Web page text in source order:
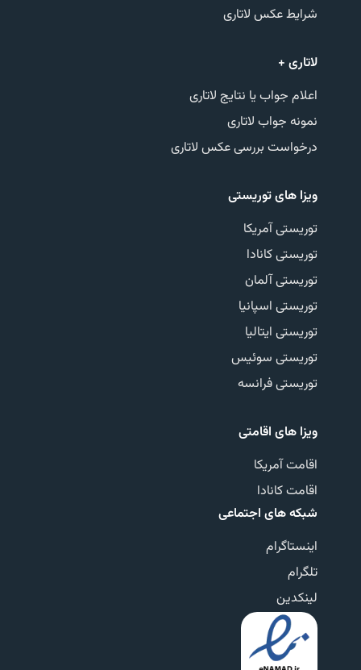
شرایط عکس لاتاری
لاتاری +
اعلام جواب یا نتایج لاتاری
نمونه جواب لاتاری
درخواست بررسی عکس لاتاری
ویزا های توریستی
توریستی آمریکا
توریستی کانادا
توریستی آلمان
توریستی اسپانیا
توریستی ایتالیا
توریستی سوئیس
توریستی فرانسه
ویزا های اقامتی
اقامت آمریکا
اقامت کانادا
شبکه های اجتماعی
اینستاگرام
تلگرام
لینکدین